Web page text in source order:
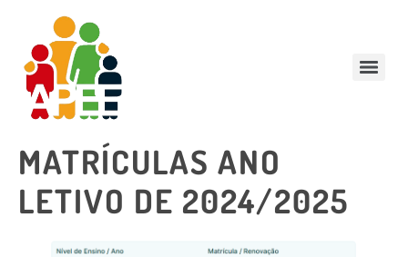
MATRÍCULAS ANO
LETIVO DE 2024/2025